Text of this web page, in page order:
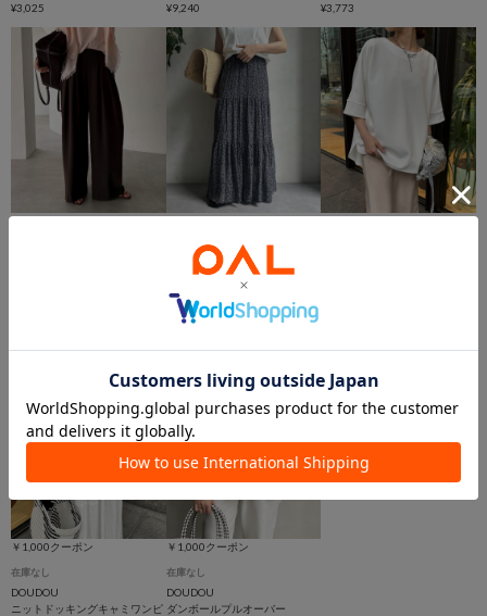
¥3,025 ¥9,240 ¥3,773
￥1,000クーポン ￥1,000クーポン
在庫なし
DOUDOU
【新色追加】プリントフレアス
カート
¥14,300
￥1,000クーポン
￥1,000クーポン
在庫なし
DOUDOU
ニットドッキングキャミワンピ
￥1,000クーポン
在庫なし
DOUDOU
ダンボールプルオーバー